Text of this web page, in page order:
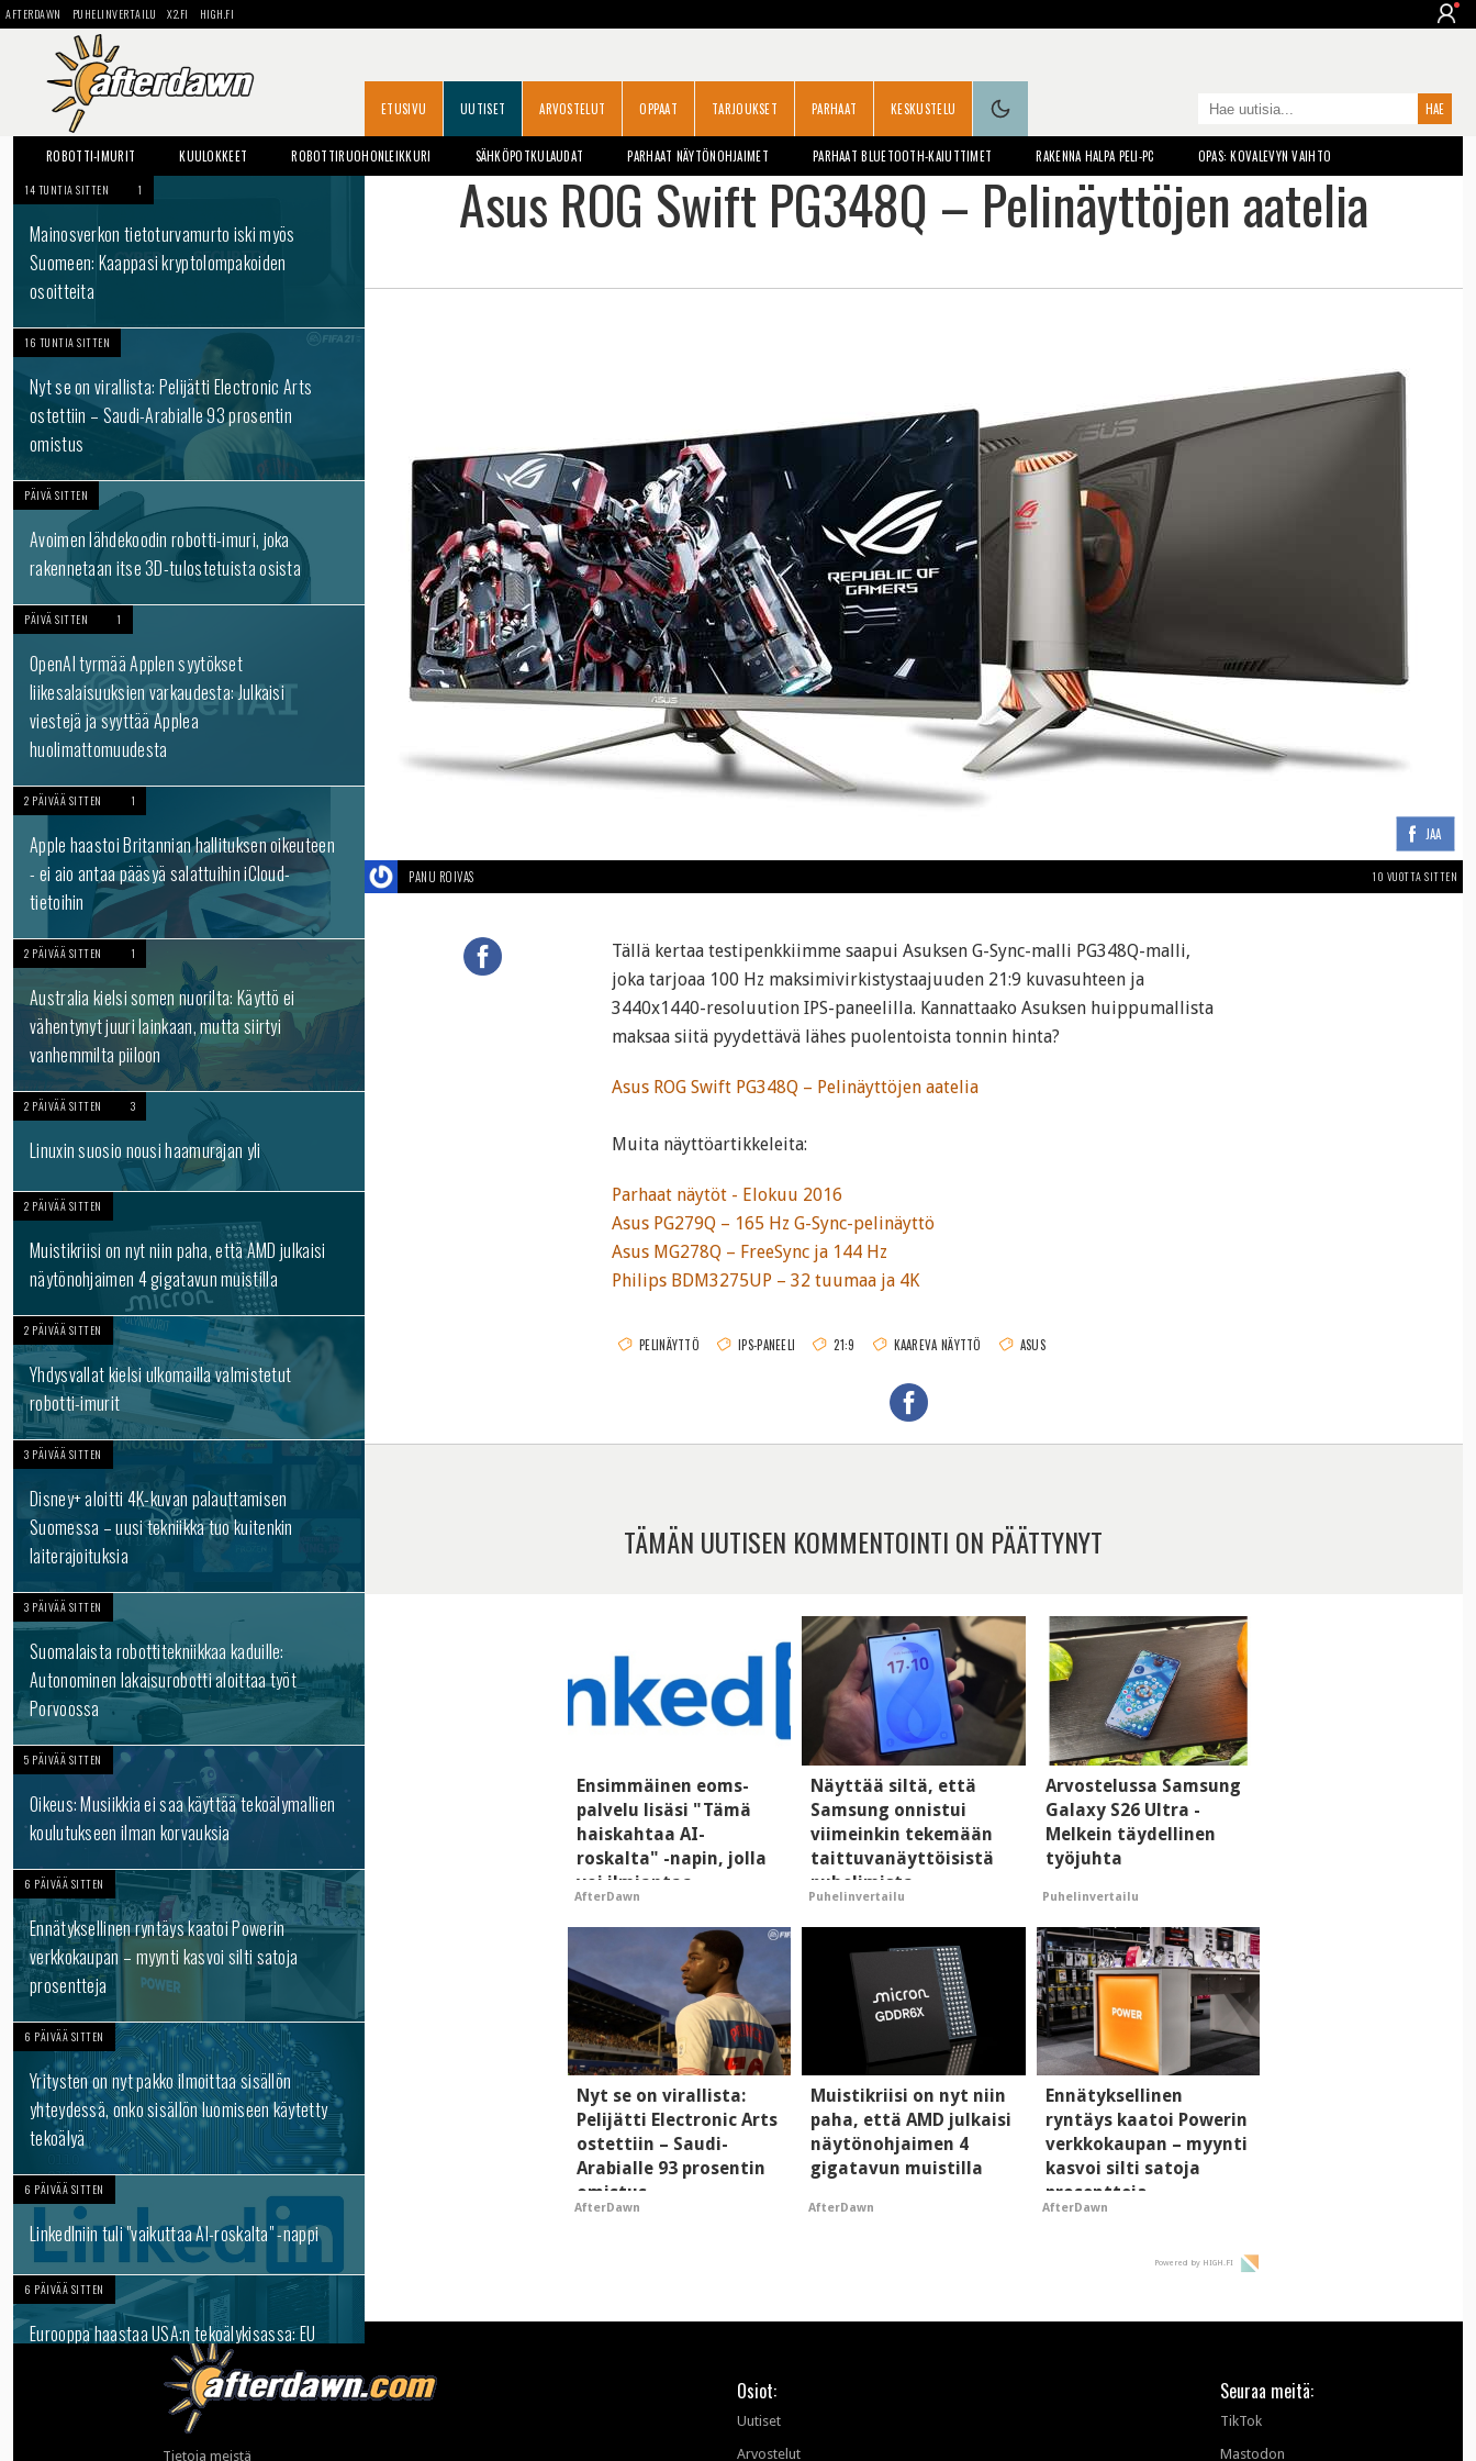
AFTERDAWN PUHELINVERTAILU X2.FI HIGH.FI
ETUSIVU UUTISET ARVOSTELUT OPPAAT TARJOUKSET PARHAAT KESKUSTELU
ROBOTTI-IMURIT KUULOKKEET ROBOTTIRUOHONLEIKKURI SÄHKÖPOTKULAUDAT PARHAAT NÄYTÖNOHJAIMET PARHAAT BLUETOOTH-KAIUTTIMET RAKENNA HALPA PELI-PC OPAS: KOVALEVYN VAIHTO
14 TUNTIA SITTEN 1
Mainosverkon tietoturvamurto iski myös
Suomeen: Kaappasi kryptolompakoiden
osoitteita
16 TUNTIA SITTEN
Nyt se on virallista: Pelijätti Electronic Arts
ostettiin – Saudi-Arabialle 93 prosentin
omistus
PÄIVÄ SITTEN
Avoimen lähdekoodin robotti-imuri, joka
rakennetaan itse 3D-tulostetuista osista
PÄIVÄ SITTEN 1
OpenAI tyrmää Applen syytökset
liikesalaisuuksien varkaudesta: Julkaisi
viestejä ja syyttää Applea
huolimattomuudesta
2 PÄIVÄÄ SITTEN 1
Apple haastoi Britannian hallituksen oikeuteen
- ei aio antaa pääsyä salattuihin iCloud-
tietoihin
2 PÄIVÄÄ SITTEN 1
Australia kielsi somen nuorilta: Käyttö ei
vähentynyt juuri lainkaan, mutta siirtyi
vanhemmilta piiloon
2 PÄIVÄÄ SITTEN 3
Linuxin suosio nousi haamurajan yli
2 PÄIVÄÄ SITTEN
Muistikriisi on nyt niin paha, että AMD julkaisi
näytönohjaimen 4 gigatavun muistilla
2 PÄIVÄÄ SITTEN
Yhdysvallat kielsi ulkomailla valmistetut
robotti-imurit
3 PÄIVÄÄ SITTEN
Disney+ aloitti 4K-kuvan palauttamisen
Suomessa – uusi tekniikka tuo kuitenkin
laiterajoituksia
3 PÄIVÄÄ SITTEN
Suomalaista robottitekniikkaa kaduille:
Autonominen lakaisurobotti aloittaa työt
Porvoossa
5 PÄIVÄÄ SITTEN
Oikeus: Musiikkia ei saa käyttää tekoälymallien
koulutukseen ilman korvauksia
6 PÄIVÄÄ SITTEN
Ennätyksellinen ryntäys kaatoi Powerin
verkkokaupan – myynti kasvoi silti satoja
prosentteja
6 PÄIVÄÄ SITTEN
Yritysten on nyt pakko ilmoittaa sisällön
yhteydessä, onko sisällön luomiseen käytetty
tekoälyä
6 PÄIVÄÄ SITTEN
LinkedIniin tuli "vaikuttaa AI-roskalta" -nappi
6 PÄIVÄÄ SITTEN
Eurooppa haastaa USA:n tekoälykisassa: EU
rahoittaa tekoälytehtaita miljardeilla euroilla
Asus ROG Swift PG348Q – Pelinäyttöjen aatelia
JAA
PANU ROIVAS 10 VUOTTA SITTEN
Tällä kertaa testipenkkiimme saapui Asuksen G-Sync-malli PG348Q-malli,
joka tarjoaa 100 Hz maksimivirkistystaajuuden 21:9 kuvasuhteen ja
3440x1440-resoluution IPS-paneelilla. Kannattaako Asuksen huippumallista
maksaa siitä pyydettävä lähes puolentoista tonnin hinta?
Asus ROG Swift PG348Q – Pelinäyttöjen aatelia
Muita näyttöartikkeleita:
Parhaat näytöt - Elokuu 2016
Asus PG279Q – 165 Hz G-Sync-pelinäyttö
Asus MG278Q – FreeSync ja 144 Hz
Philips BDM3275UP – 32 tuumaa ja 4K
PELINÄYTTÖ IPS-PANEELI 21:9 KAAREVA NÄYTTÖ ASUS
TÄMÄN UUTISEN KOMMENTOINTI ON PÄÄTTYNYT
Ensimmäinen eoms-
palvelu lisäsi "Tämä
haiskahtaa AI-
roskalta" -napin, jolla
voi ilmiantaa
tekoälytauhkan
AfterDawn
Näyttää siltä, että
Samsung onnistui
viimeinkin tekemään
taittuvanäyttöisistä
puhelimista
supersuosittuja
Puhelinvertailu
Arvostelussa Samsung
Galaxy S26 Ultra -
Melkein täydellinen
työjuhta
Puhelinvertailu
Nyt se on virallista:
Pelijätti Electronic Arts
ostettiin – Saudi-
Arabialle 93 prosentin
omistus
AfterDawn
Muistikriisi on nyt niin
paha, että AMD julkaisi
näytönohjaimen 4
gigatavun muistilla
AfterDawn
Ennätyksellinen
ryntäys kaatoi Powerin
verkkokaupan – myynti
kasvoi silti satoja
prosentteja
AfterDawn
Powered by HIGH.FI
Tietoja meistä
Osiot:
Uutiset
Arvostelut
Seuraa meitä:
TikTok
Mastodon